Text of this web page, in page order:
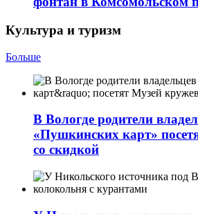
Культура и туризм
Больше
В Вологде родители
«Пушкинских карт»
со скидкой